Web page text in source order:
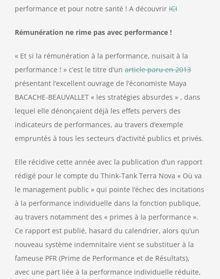
performance et pour notre santé ! A découvrir ICI
Rémunération ne rime pas avec performance !
« Et si la rémunération à la performance, nuisait à la
performance ! » c’est le titre d’un article paru en 2013
présentant l’excellent ouvrage de l’économiste Maya
BACACHE-BEAUVALLET « les stratégies absurdes » , dans
lequel elle dénonçaient déjà les effets pervers des
indicateurs de performances, au travers d’exemple
empruntés à tous les secteurs d’activité publics et privés.
Elle récidive cette année avec la publication d’un rapport
rédigé pour le compte du Think-Tank Terra Nova « Où va
le management public » qui pointe l’échec des incitations
à la performance individuelle dans la fonction publique,
au travers notamment des « primes à la performance ».
Ce rapport est publié, hasard du calendrier, alors qu’un
nouveau système indemnitaire vient se substituer à la
fameuse PFR (Prime de Performance et de Résultats),
avec une part liée à la performance individuelle réduite,